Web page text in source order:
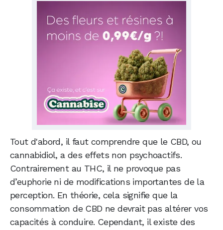
Tout d'abord, il faut comprendre que le CBD, ou
cannabidiol, a des effets non psychoactifs.
Contrairement au THC, il ne provoque pas
d’euphorie ni de modifications importantes de la
perception. En théorie, cela signifie que la
consommation de CBD ne devrait pas altérer vos
capacités à conduire. Cependant, il existe des